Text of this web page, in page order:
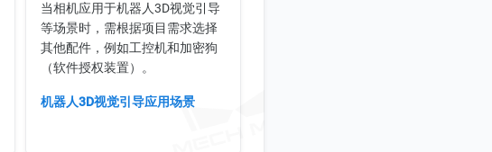
当相机应用于机器人3D视觉引导
等场景时，需根据项目需求选择
其他配件，例如工控机和加密狗
（软件授权装置）。
机器人3D视觉引导应用场景